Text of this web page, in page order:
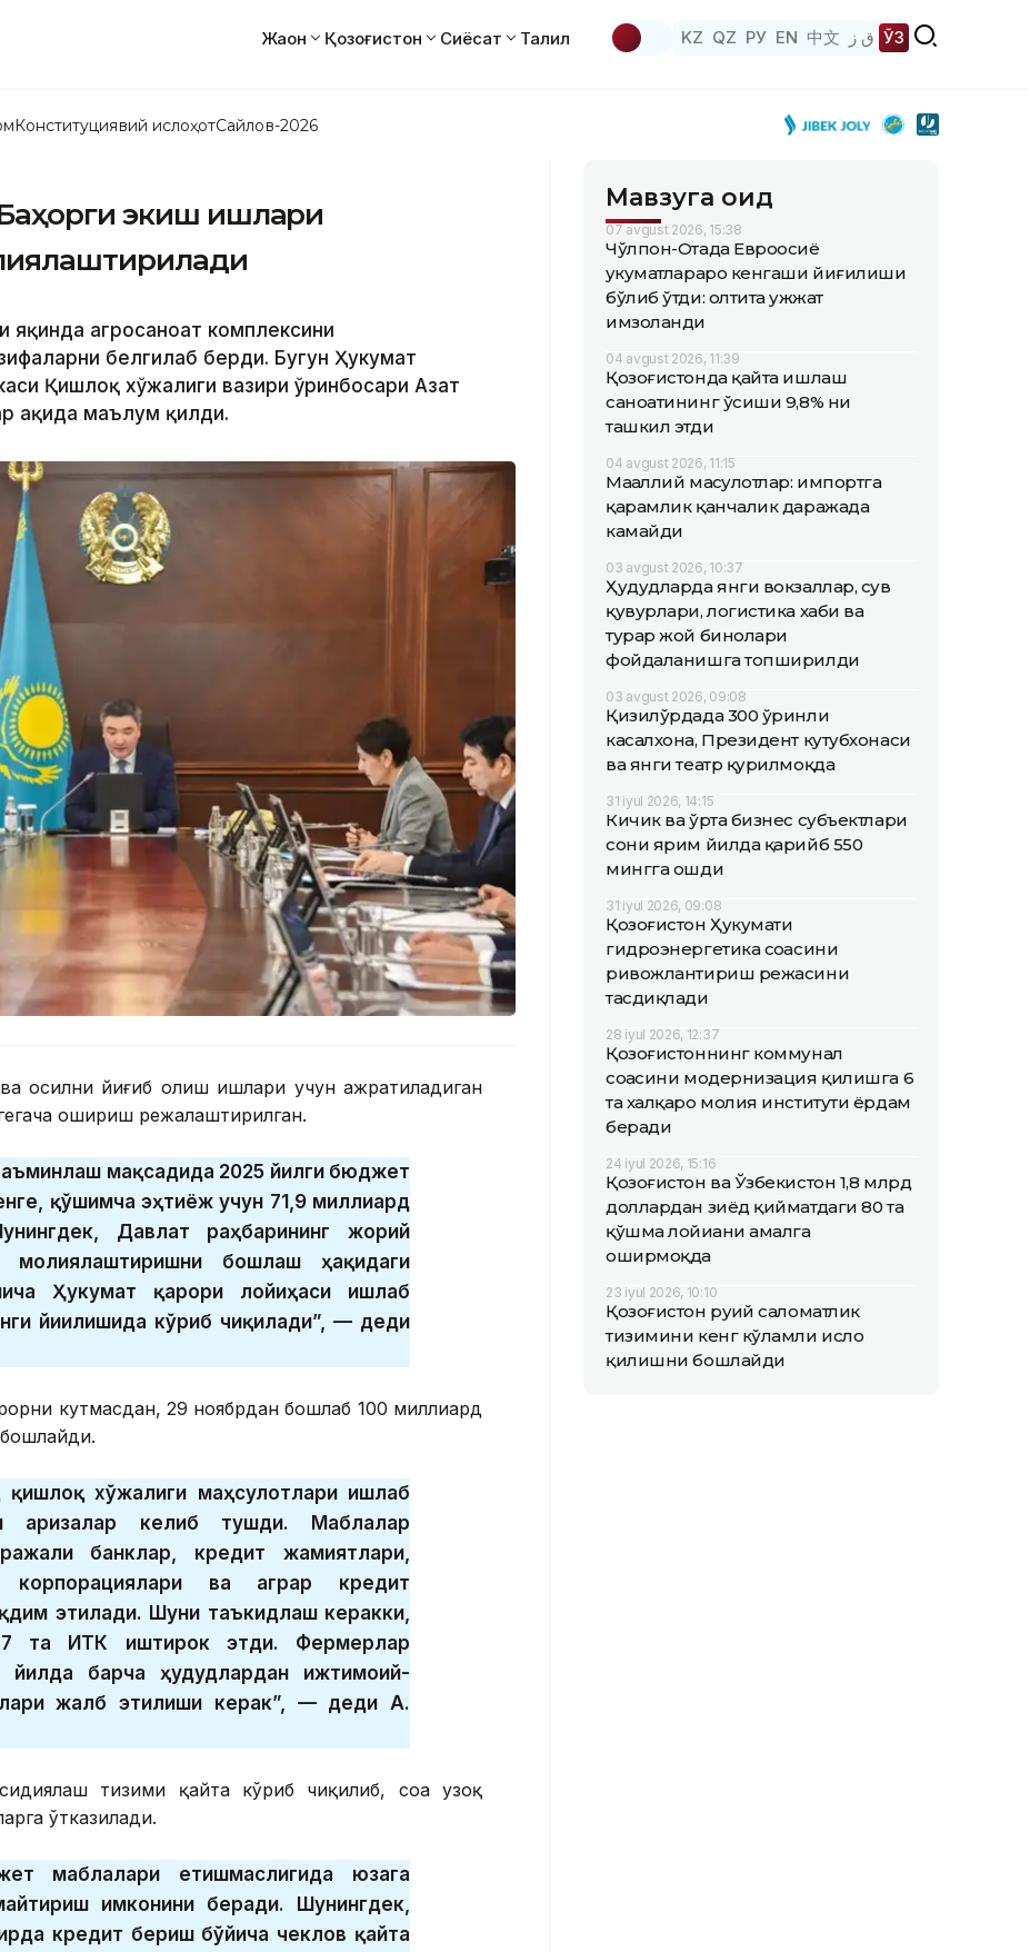
Жаҳон Қозоғистон Сиёсат Таҳлил KZ QZ РУ EN 中文 ق ز ЎЗ
Конституциявий ислоҳотСайлов-2026
экиш ишлари
яқинда агросаноат комплексини
белгилаб берди. Бугун Ҳукумат
Қишлоқ хўжалиги вазири ўринбосари Азат
ҳақида маълум қилди.
ҳосилни йиғиб олиш ишлари учун ажратиладиган
ошириш режалаштирилган.
мақсадида 2025 йилги бюджет
қўшимча эҳтиёж учун 71,9 миллиард
Давлат раҳбарининг жорий
молиялаштиришни бошлаш ҳақидаги
Ҳукумат қарори лойиҳаси ишлаб
йиғилишида кўриб чиқилади”, — деди
кутмасдан, 29 ноябрдан бошлаб 100 миллиард
қишлоқ хўжалиги маҳсулотлари ишлаб
аризалар келиб тушди. Маблағлар
банклар, кредит жамиятлари,
корпорациялари ва аграр кредит
этилади. Шуни таъкидлаш керакки,
та ИТК иштирок этди. Фермерлар
йилда барча ҳудудлардан ижтимоий-
жалб этилиши керак”, — деди А.
тизими қайта кўриб чиқилиб, соҳа узоқ
ўтказилади.
маблағлари етишмаслигида юзага
имконини беради. Шунингдек,
кредит бериш бўйича чеклов қайта
Мавзуга оид
07 avgust 2026, 15:38
Чўлпон-Отада Евроосиё
ҳукуматлараро кенгаши йиғилиши
бўлиб ўтди: олтита ҳужжат
имзоланди
04 avgust 2026, 11:39
Қозоғистонда қайта ишлаш
саноатининг ўсиши 9,8% ни
ташкил этди
04 avgust 2026, 11:15
Маҳаллий маҳсулотлар: импортга
қарамлик қанчалик даражада
камайди
03 avgust 2026, 10:37
Ҳудудларда янги вокзаллар, сув
қувурлари, логистика хаби ва
турар жой бинолари
фойдаланишга топширилди
03 avgust 2026, 09:08
Қизилўрдада 300 ўринли
касалхона, Президент кутубхонаси
ва янги театр қурилмоқда
31 iyul 2026, 14:15
Кичик ва ўрта бизнес субъектлари
сони ярим йилда қарийб 550
мингга ошди
31 iyul 2026, 09:08
Қозоғистон Ҳукумати
гидроэнергетика соҳасини
ривожлантириш режасини
тасдиқлади
28 iyul 2026, 12:37
Қозоғистоннинг коммунал
соҳасини модернизация қилишга 6
та халқаро молия институти ёрдам
беради
24 iyul 2026, 15:16
Қозоғистон ва Ўзбекистон 1,8 млрд
доллардан зиёд қийматдаги 80 та
қўшма лойиҳани амалга
оширмоқда
23 iyul 2026, 10:10
Қозоғистон руҳий саломатлик
тизимини кенг кўламли ислоҳ
қилишни бошлайди